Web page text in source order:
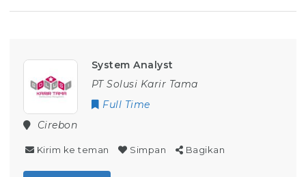
System Analyst
PT Solusi Karir Tama
Full Time
Cirebon
Kirim ke teman Simpan Bagikan